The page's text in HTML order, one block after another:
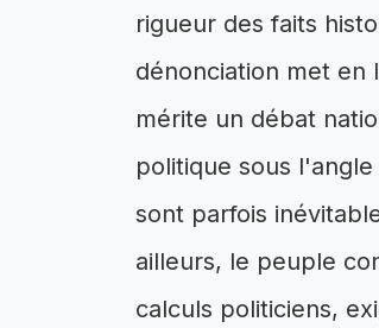
rigueur des faits
dénonciation met en
mérite un débat
politique sous
sont parfois
ailleurs, le peuple
calculs politiciens,